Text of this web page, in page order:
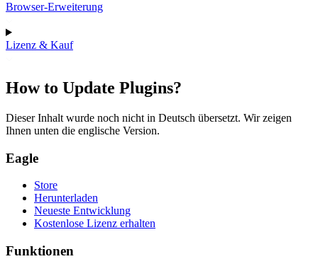
Browser-Erweiterung
Lizenz & Kauf
How to Update Plugins?
Dieser Inhalt wurde noch nicht in Deutsch übersetzt. Wir zeigen
Ihnen unten die englische Version.
Eagle
Store
Herunterladen
Neueste Entwicklung
Kostenlose Lizenz erhalten
Funktionen